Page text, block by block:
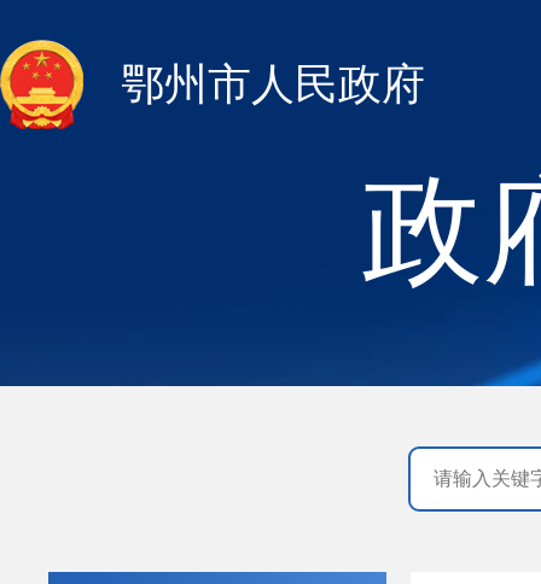
政
鄂州市人民政府